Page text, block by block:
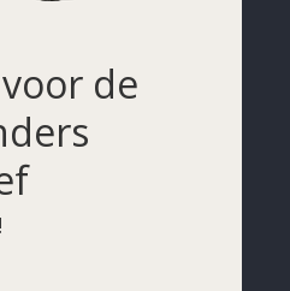
de